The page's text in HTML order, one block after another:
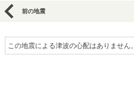
前の地震
この地震による津波の心配はありません。